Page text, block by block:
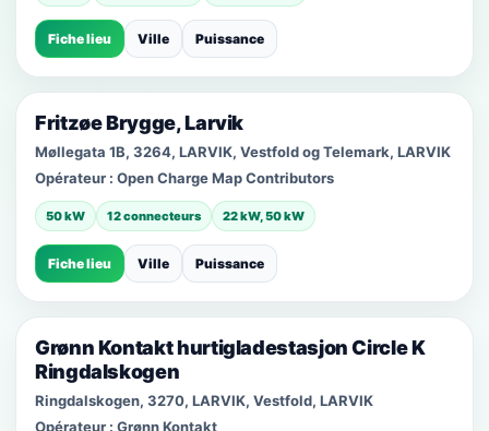
Fiche lieu Ville Puissance
Fritzøe Brygge, Larvik
Møllegata 1B, 3264, LARVIK, Vestfold og Telemark, LARVIK
Opérateur : Open Charge Map Contributors
50 kW 12 connecteurs 22 kW, 50 kW
Fiche lieu Ville Puissance
Grønn Kontakt hurtigladestasjon Circle K
Ringdalskogen
Ringdalskogen, 3270, LARVIK, Vestfold, LARVIK
Opérateur : Grønn Kontakt